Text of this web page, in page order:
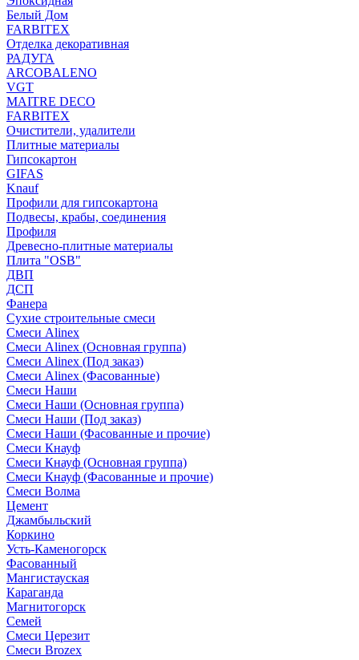
Белый Дом
FARBITEX
Отделка декоративная
РАДУГА
ARCOBALENO
VGT
MAITRE DECO
FARBITEX
Очистители, удалители
Плитные материалы
Гипсокартон
GIFAS
Knauf
Профили для гипсокартона
Подвесы, крабы, соединения
Профиля
Древесно-плитные материалы
Плита "OSB"
ДВП
ДСП
Фанера
Сухие строительные смеси
Смеси Alinex
Смеси Alinex (Основная группа)
Смеси Alinex (Под заказ)
Смеси Alinex (Фасованные)
Смеси Наши
Смеси Наши (Основная группа)
Смеси Наши (Под заказ)
Смеси Наши (Фасованные и прочие)
Смеси Кнауф
Смеси Кнауф (Основная группа)
Смеси Кнауф (Фасованные и прочие)
Смеси Волма
Цемент
Джамбыльский
Коркино
Усть-Каменогорск
Фасованный
Мангистауская
Караганда
Магнитогорск
Семей
Смеси Церезит
Смеси Brozex